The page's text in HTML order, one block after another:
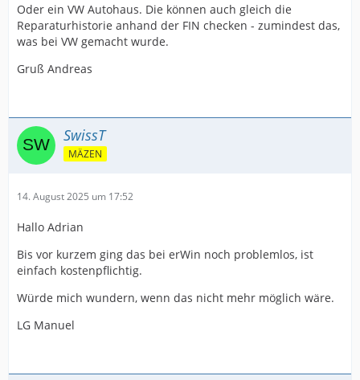
Oder ein VW Autohaus. Die können auch gleich die
Reparaturhistorie anhand der FIN checken - zumindest das,
was bei VW gemacht wurde.
Gruß Andreas
SwissT
MÄZEN
14. August 2025 um 17:52
Hallo Adrian
Bis vor kurzem ging das bei erWin noch problemlos, ist
einfach kostenpflichtig.
Würde mich wundern, wenn das nicht mehr möglich wäre.
LG Manuel